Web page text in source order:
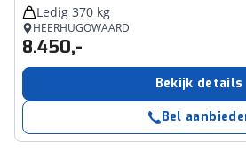
Ledig 370 kg
HEERHUGOWAARD
8.450,-
Bekijk details
Bel